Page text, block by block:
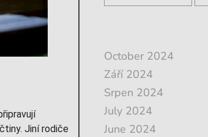
Jiní rodiče
October 2024
Září 2024
Srpen 2024
July 2024
June 2024